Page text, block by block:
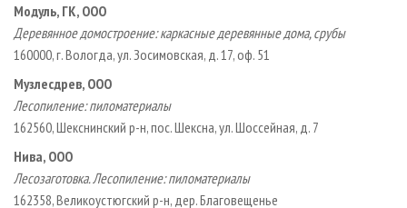
Модуль, ГК, ООО
Деревянное домостроение: каркасные деревянные дома, срубы
160000, г. Вологда, ул. Зосимовская, д. 17, оф. 51
Музлесдрев, ООО
Лесопиление: пиломатериалы
162560, Шекснинский р­-н, пос. Шексна, ул. Шоссейная, д. 7
Нива, ООО
Лесозаготовка. Лесопиление: пиломатериалы
162358, Великоустюгский р­-н, дер. Благовещенье